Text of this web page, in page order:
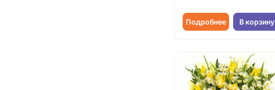
Подробнее В корзину